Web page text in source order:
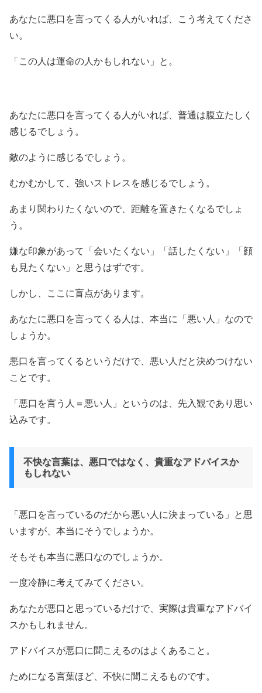
あなたに悪口を言ってくる人がいれば、こう考えてくださ
い。
「この人は運命の人かもしれない」と。
あなたに悪口を言ってくる人がいれば、普通は腹立たしく
感じるでしょう。
敵のように感じるでしょう。
むかむかして、強いストレスを感じるでしょう。
あまり関わりたくないので、距離を置きたくなるでしょ
う。
嫌な印象があって「会いたくない」「話したくない」「顔
も見たくない」と思うはずです。
しかし、ここに盲点があります。
あなたに悪口を言ってくる人は、本当に「悪い人」なので
しょうか。
悪口を言ってくるというだけで、悪い人だと決めつけない
ことです。
「悪口を言う人＝悪い人」というのは、先入観であり思い
込みです。
不快な言葉は、悪口ではなく、貴重なアドバイスか
もしれない
「悪口を言っているのだから悪い人に決まっている」と思
いますが、本当にそうでしょうか。
そもそも本当に悪口なのでしょうか。
一度冷静に考えてみてください。
あなたが悪口と思っているだけで、実際は貴重なアドバイ
スかもしれません。
アドバイスが悪口に聞こえるのはよくあること。
ためになる言葉ほど、不快に聞こえるものです。